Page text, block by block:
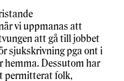
vi uppmanas att
att gå till jobbet
sjukskrivning pga ont i
hemma. Dessutom har
permitterat folk,